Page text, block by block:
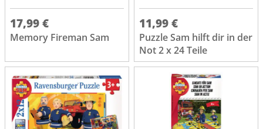
17,99 €
Memory Fireman Sam
11,99 €
Puzzle Sam hilft dir in der
Not 2 x 24 Teile